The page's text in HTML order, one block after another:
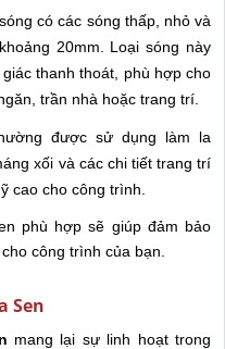
có các sóng thấp, nhỏ và
20mm. Loại sóng này
thanh thoát, phù hợp cho
trần nhà hoặc trang trí.
được sử dụng làm la
xối và các chi tiết trang trí
cao cho công trình.
phù hợp sẽ giúp đảm bảo
công trình của bạn.
Sen
mang lại sự linh hoạt trong